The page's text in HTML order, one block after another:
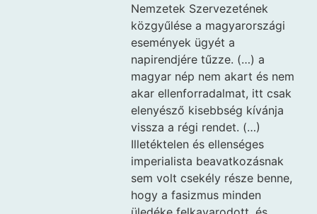
Nemzetek Szervezetének
közgyűlése a magyarországi
események ügyét a
napirendjére tűzze. (…) a
magyar nép nem akart és nem
akar ellenforradalmat, itt csak
elenyésző kisebbség kívánja
vissza a régi rendet. (…)
Illetéktelen és ellenséges
imperialista beavatkozásnak
sem volt csekély része benne,
hogy a fasizmus minden